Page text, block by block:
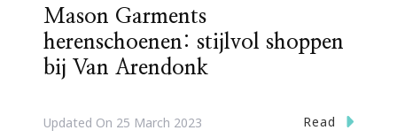
Mason Garments
herenschoenen: stijlvol shoppen
bij Van Arendonk
Updated On 25 March 2023 Read